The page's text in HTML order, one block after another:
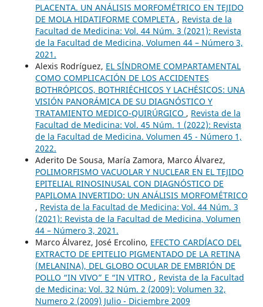
PLACENTA. UN ANÁLISIS MORFOMÉTRICO EN TEJIDO
DE MOLA HIDATIFORME COMPLETA , Revista de la
Facultad de Medicina: Vol. 44 Núm. 3 (2021): Revista
de la Facultad de Medicina, Volumen 44 – Número 3,
2021.
Alexis Rodríguez, EL SÍNDROME COMPARTAMENTAL
COMO COMPLICACIÓN DE LOS ACCIDENTES
BOTHRÓPICOS, BOTHRIÉCHICOS Y LACHÉSICOS: UNA
VISIÓN PANORÁMICA DE SU DIAGNÓSTICO Y
TRATAMIENTO MEDICO-QUIRÚRGICO , Revista de la
Facultad de Medicina: Vol. 45 Núm. 1 (2022): Revista
de la Facultad de Medicina. Volumen 45 - Número 1,
2022.
Aderito De Sousa, María Zamora, Marco Álvarez,
POLIMORFISMO VACUOLAR Y NUCLEAR EN EL TEJIDO
EPITELIAL RINOSINUSAL CON DIAGNÓSTICO DE
PAPILOMA INVERTIDO: UN ANÁLISIS MORFOMÉTRICO
, Revista de la Facultad de Medicina: Vol. 44 Núm. 3
(2021): Revista de la Facultad de Medicina, Volumen
44 – Número 3, 2021.
Marco Álvarez, José Ercolino, EFECTO CARDÍACO DEL
EXTRACTO DE EPITELIO PIGMENTADO DE LA RETINA
(MELANINA), DEL GLOBO OCULAR DE EMBRIÓN DE
POLLO “IN VIVO” E “IN VITRO , Revista de la Facultad
de Medicina: Vol. 32 Núm. 2 (2009): Volumen 32,
Numero 2 (2009) Julio - Diciembre 2009